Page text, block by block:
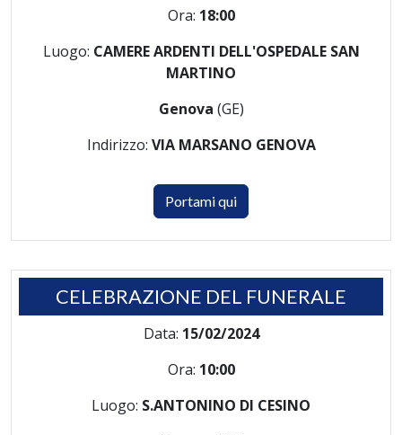
Ora: 18:00
Luogo: CAMERE ARDENTI DELL'OSPEDALE SAN
MARTINO
Genova (GE)
Indirizzo: VIA MARSANO GENOVA
Portami qui
CELEBRAZIONE DEL FUNERALE
Data: 15/02/2024
Ora: 10:00
Luogo: S.ANTONINO DI CESINO